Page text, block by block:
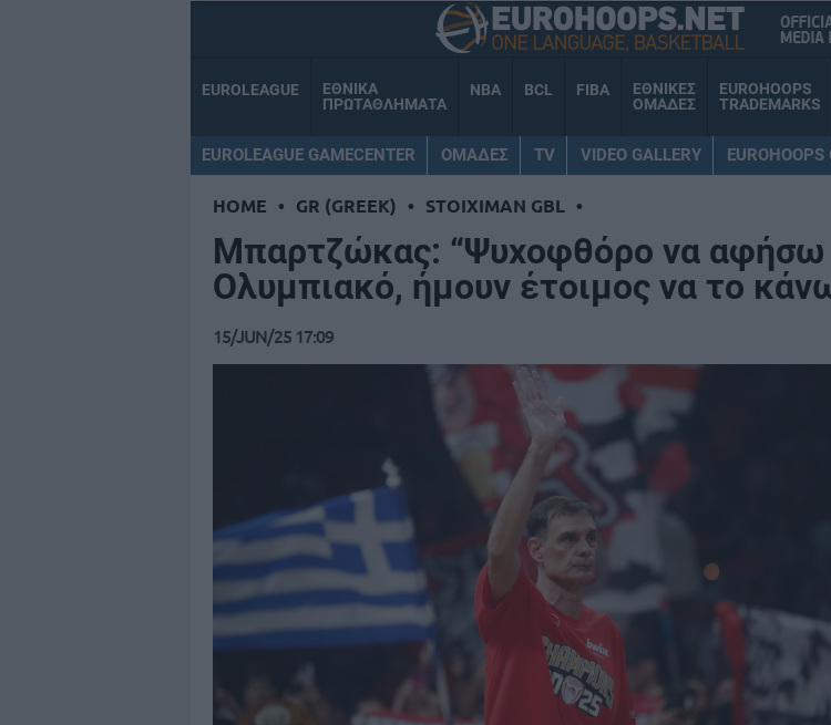
EUROLEAGUE
ΕΘΝΙΚΑ
ΠΡΩΤΑΘΛΗΜΑΤΑ
NBA BCL FIBA
ΕΘΝΙΚΕΣ
ΟΜΑΔΕΣ
EUROHOOPS
TRADEMARKS
EUROLEAGUE GAMECENTER ΟΜΑΔΕΣ TV VIDEO GALLERY
HOME • GR (GREEK) • STOIXIMAN GBL •
Μπαρτζώκας: “Ψυχοφθόρο να αφήσω
Ολυμπιακό, ήμουν έτοιμος να το
15/JUN/25 17:09